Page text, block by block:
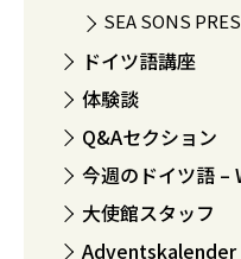
SEA SONS
ドイツ語講座
体験談
Q&Aセクション
今週のドイツ語
大使館スタッフ
Adventskalender